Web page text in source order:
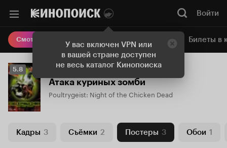
У вас включен VPN или
в вашей стране доступен
не весь каталог Кинопоиска
Войти
Смотреть кино Онлайн-кинотеатр Билеты в
Рейтинг
Кинопоиска
5.8
5.8
Атака куриных зомби
Poultrygeist: Night of the Chicken Dead
Кадры 3 Съёмки 2 Постеры 3 Обои 1